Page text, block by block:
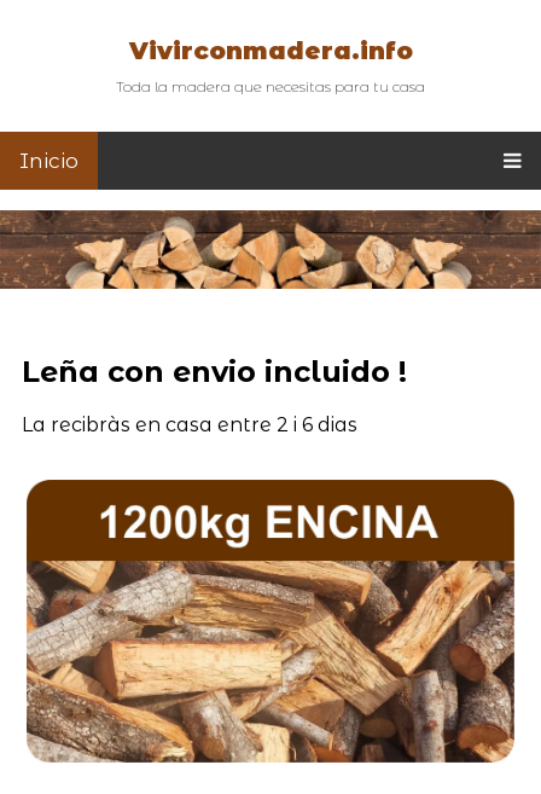
Vivirconmadera.info
Toda la madera que necesitas para tu casa
Inicio
Leña con envio incluido !
La recibràs en casa entre 2 i 6 dias